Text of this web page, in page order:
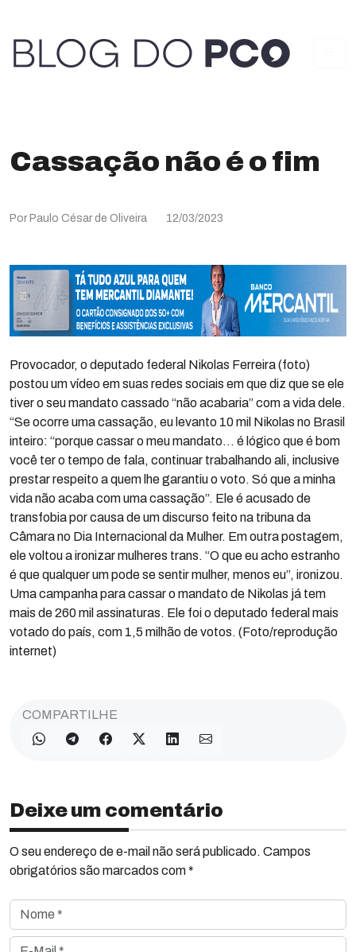
Cassação não é o fim
Por Paulo César de Oliveira 12/03/2023
Provocador, o deputado federal Nikolas Ferreira (foto)
postou um vídeo em suas redes sociais em que diz que se ele
tiver o seu mandato cassado “não acabaria” com a vida dele.
“Se ocorre uma cassação, eu levanto 10 mil Nikolas no Brasil
inteiro: “porque cassar o meu mandato… é lógico que é bom
você ter o tempo de fala, continuar trabalhando ali, inclusive
prestar respeito a quem lhe garantiu o voto. Só que a minha
vida não acaba com uma cassação”. Ele é acusado de
transfobia por causa de um discurso feito na tribuna da
Câmara no Dia Internacional da Mulher. Em outra postagem,
ele voltou a ironizar mulheres trans. “O que eu acho estranho
é que qualquer um pode se sentir mulher, menos eu”, ironizou.
Uma campanha para cassar o mandato de Nikolas já tem
mais de 260 mil assinaturas. Ele foi o deputado federal mais
votado do país, com 1,5 milhão de votos. (Foto/reprodução
internet)
COMPARTILHE
Deixe um comentário
O seu endereço de e-mail não será publicado. Campos
obrigatórios são marcados com *
Nome *
E-Mail *